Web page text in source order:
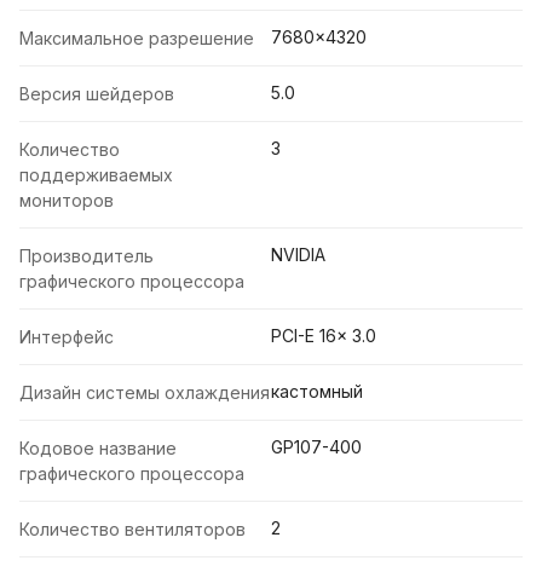
Максимальное разрешение 7680x4320
Версия шейдеров 5.0
Количество
поддерживаемых
мониторов
3
Производитель
графического процессора
NVIDIA
Интерфейс PCI-E 16x 3.0
Дизайн системы охлаждениякастомный
Кодовое название
графического процессора
GP107-400
Количество вентиляторов 2